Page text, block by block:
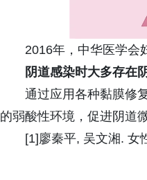
2016年，中华医学会
阴道感染时大多存在
通过应用各种黏膜修
的弱酸性环境，促进阴道
[1]廖秦平, 吴文湘. 女